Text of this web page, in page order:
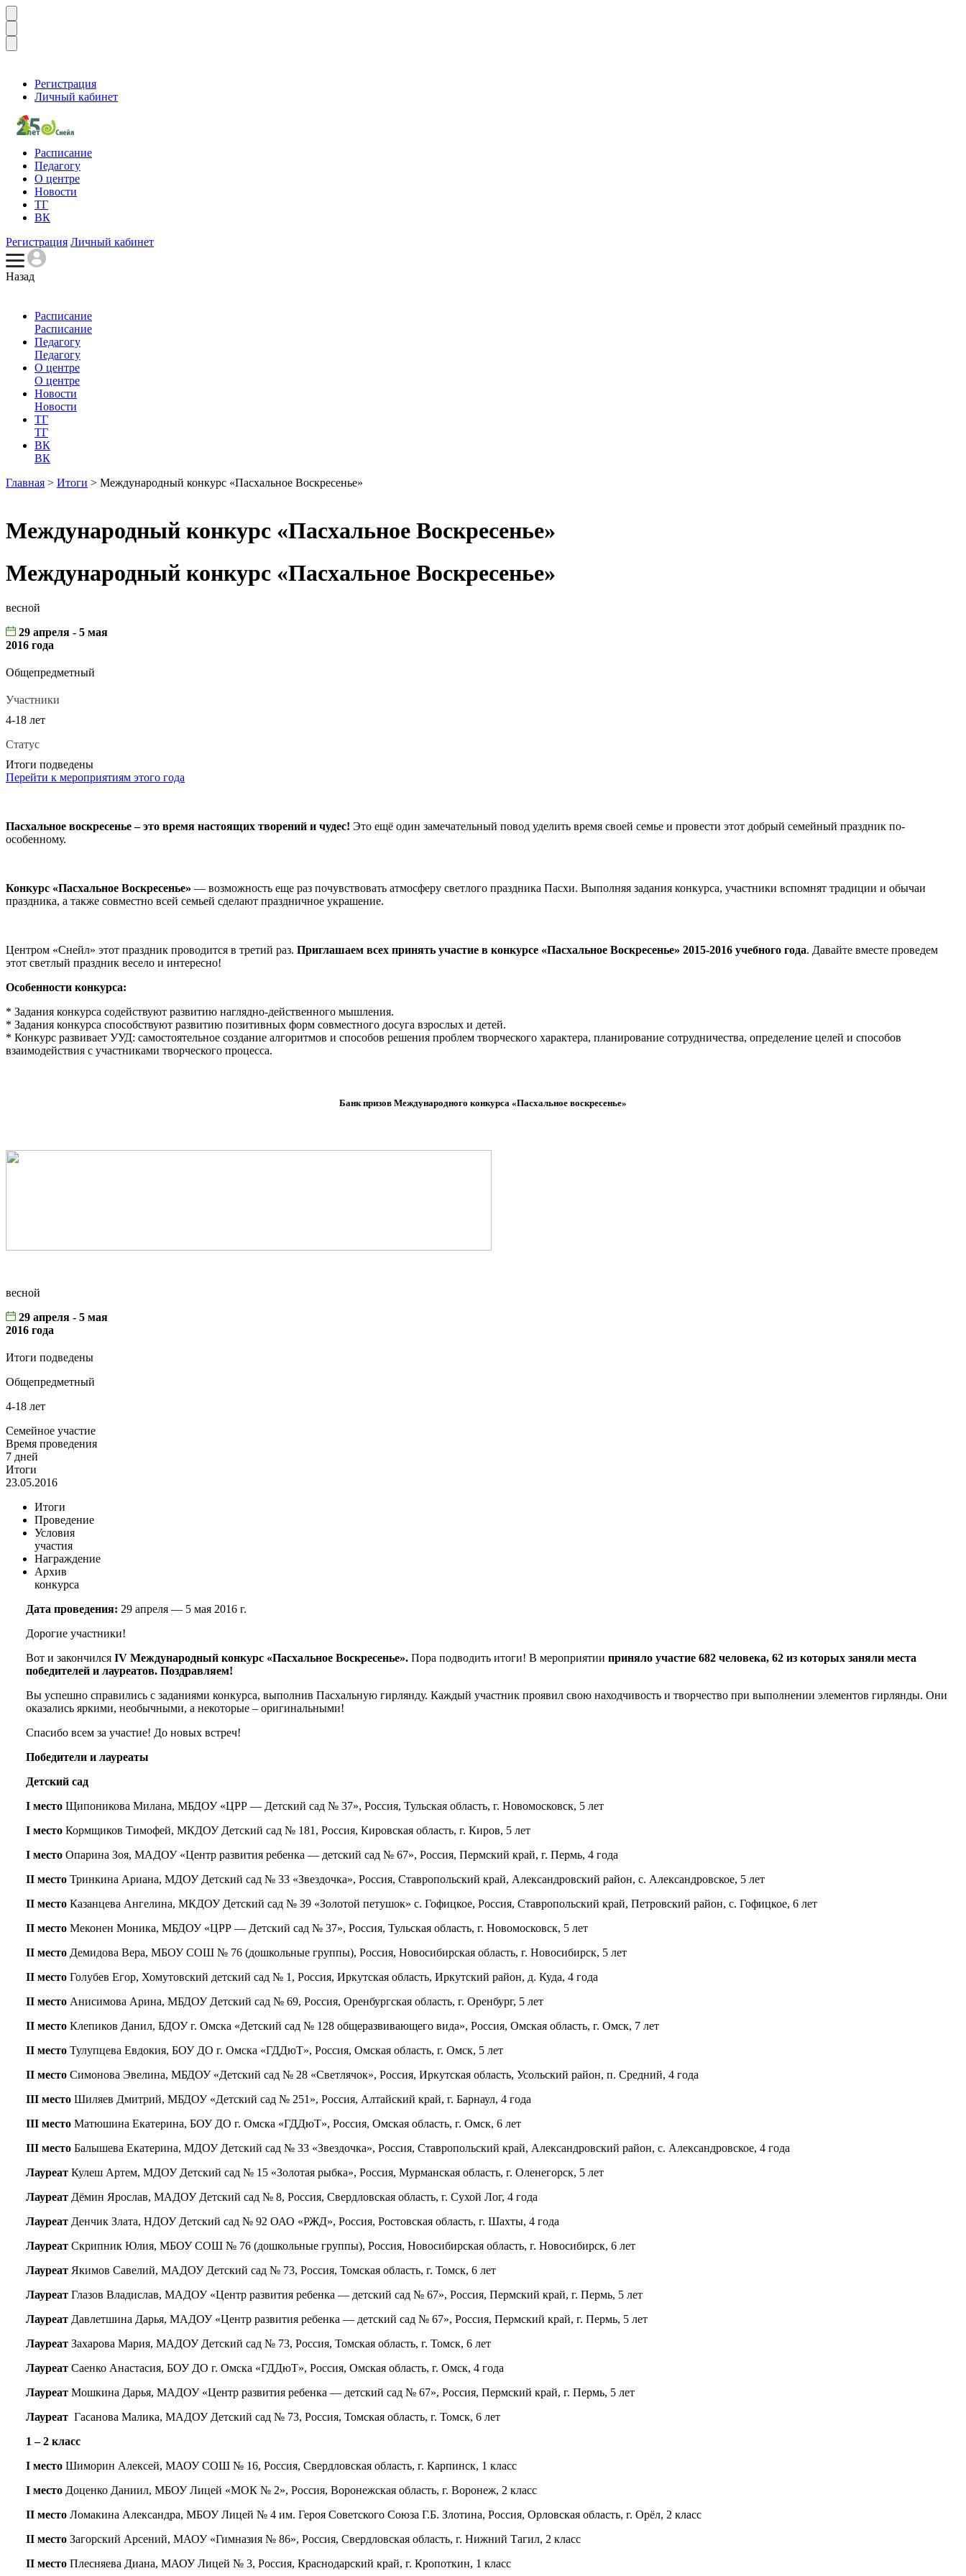
Регистрация
Личный кабинет
Расписание
Педагогу
О центре
Новости
ТГ
ВК
Регистрация Личный кабинет
Назад
Расписание
Расписание
Педагогу
Педагогу
О центре
О центре
Новости
Новости
ТГ
ТГ
ВК
ВК
Главная > Итоги > Международный конкурс «Пасхальное Воскресенье»
Международный конкурс «Пасхальное Воскресенье»
Международный конкурс «Пасхальное Воскресенье»
весной
29 апреля - 5 мая
2016 года
Общепредметный
Участники
4-18 лет
Статус
Итоги подведены
Перейти к мероприятиям этого года
Пасхальное воскресенье – это время настоящих творений и чудес! Это ещё один замечательный повод уделить время своей семье и провести этот добрый семейный праздник по-
особенному.
Конкурс «Пасхальное Воскресенье» — возможность еще раз почувствовать атмосферу светлого праздника Пасхи. Выполняя задания конкурса, участники вспомнят традиции и обычаи
праздника, а также совместно всей семьей сделают праздничное украшение.
Центром «Снейл» этот праздник проводится в третий раз. Приглашаем всех принять участие в конкурсе «Пасхальное Воскресенье» 2015-2016 учебного года. Давайте вместе проведем
этот светлый праздник весело и интересно!
Особенности конкурса:
* Задания конкурса содействуют развитию наглядно-действенного мышления.
* Задания конкурса способствуют развитию позитивных форм совместного досуга взрослых и детей.
* Конкурс развивает УУД: самостоятельное создание алгоритмов и способов решения проблем творческого характера, планирование сотрудничества, определение целей и способов
взаимодействия с участниками творческого процесса.
Банк призов Международного конкурса «Пасхальное воскресенье»
весной
29 апреля - 5 мая
2016 года
Итоги подведены
Общепредметный
4-18 лет
Семейное участие
Время проведения
7 дней
Итоги
23.05.2016
Итоги
Проведение
Условия
участия
Награждение
Архив
конкурса
Дата проведения: 29 апреля — 5 мая 2016 г.
Дорогие участники!
Вот и закончилсяIV Международный конкурс «Пасхальное Воскресенье».Пора подводить итоги! В мероприятииприняло участие 682 человека, 62 из которых заняли места
победителей и лауреатов. Поздравляем!
Вы успешно справились с заданиями конкурса, выполнив Пасхальную гирлянду. Каждый участник проявил свою находчивость и творчество при выполнении элементов гирлянды. Они
оказались яркими, необычными, а некоторые – оригинальными!
Спасибо всем за участие! До новых встреч!
Победителии лауреаты
Детский сад
I местоЩипоникова Милана, МБДОУ «ЦРР — Детский сад № 37», Россия, Тульская область, г. Новомосковск, 5 лет
I место Кормщиков Тимофей, МКДОУ Детский сад № 181, Россия, Кировская область, г. Киров, 5 лет
I местоОпарина Зоя, МАДОУ «Центр развития ребенка — детский сад № 67», Россия, Пермский край, г. Пермь, 4 года
II место Тринкина Ариана, МДОУ Детский сад № 33 «Звездочка», Россия, Ставропольский край, Александровский район, с. Александровское, 5 лет
II место Казанцева Ангелина, МКДОУ Детский сад № 39 «Золотой петушок» с. Гофицкое, Россия, Ставропольский край, Петровский район, с. Гофицкое, 6 лет
II местоМеконен Моника, МБДОУ «ЦРР — Детский сад № 37», Россия, Тульская область, г. Новомосковск, 5 лет
II место Демидова Вера, МБОУ СОШ № 76 (дошкольные группы), Россия, Новосибирская область, г. Новосибирск, 5 лет
II место Голубев Егор, Хомутовский детский сад № 1, Россия, Иркутская область, Иркутский район, д. Куда, 4 года
II место Анисимова Арина, МБДОУ Детский сад № 69, Россия, Оренбургская область, г. Оренбург, 5 лет
II местоКлепиков Данил, БДОУ г. Омска «Детский сад № 128 общеразвивающего вида», Россия, Омская область, г. Омск, 7 лет
II место Тулупцева Евдокия, БОУ ДО г. Омска «ГДДюТ», Россия, Омская область, г. Омск, 5 лет
II место Симонова Эвелина, МБДОУ «Детский сад № 28 «Светлячок», Россия, Иркутская область, Усольский район, п. Средний, 4 года
III место Шиляев Дмитрий, МБДОУ «Детский сад № 251», Россия, Алтайский край, г. Барнаул, 4 года
III место Матюшина Екатерина, БОУ ДО г. Омска «ГДДюТ», Россия, Омская область, г. Омск, 6 лет
III место Балышева Екатерина, МДОУ Детский сад № 33 «Звездочка», Россия, Ставропольский край, Александровский район, с. Александровское, 4 года
ЛауреатКулеш Артем, МДОУ Детский сад № 15 «Золотая рыбка», Россия, Мурманская область, г. Оленегорск, 5 лет
Лауреат Дёмин Ярослав, МАДОУ Детский сад № 8, Россия, Свердловская область, г. Сухой Лог, 4 года
Лауреат Денчик Злата, НДОУ Детский сад № 92 ОАО «РЖД», Россия, Ростовская область, г. Шахты, 4 года
ЛауреатСкрипник Юлия, МБОУ СОШ № 76 (дошкольные группы), Россия, Новосибирская область, г. Новосибирск, 6 лет
Лауреат Якимов Савелий, МАДОУ Детский сад № 73, Россия, Томская область, г. Томск, 6 лет
ЛауреатГлазов Владислав, МАДОУ «Центр развития ребенка — детский сад № 67», Россия, Пермский край, г. Пермь, 5 лет
Лауреат Давлетшина Дарья, МАДОУ «Центр развития ребенка — детский сад № 67», Россия, Пермский край, г. Пермь, 5 лет
ЛауреатЗахарова Мария, МАДОУ Детский сад № 73, Россия, Томская область, г. Томск, 6 лет
ЛауреатСаенко Анастасия, БОУ ДО г. Омска «ГДДюТ», Россия, Омская область, г. Омск, 4 года
ЛауреатМошкина Дарья, МАДОУ «Центр развития ребенка — детский сад № 67», Россия, Пермский край, г. Пермь, 5 лет
Лауреат Гасанова Малика, МАДОУ Детский сад № 73, Россия, Томская область, г. Томск, 6 лет
1 – 2 класс
I место Шиморин Алексей, МАОУ СОШ № 16, Россия, Свердловская область, г. Карпинск, 1 класс
I место Доценко Даниил, МБОУ Лицей «МОК № 2», Россия, Воронежская область, г. Воронеж, 2 класс
II место Ломакина Александра, МБОУ Лицей № 4 им. Героя Советского Союза Г.Б. Злотина, Россия, Орловская область, г. Орёл, 2 класс
II местоЗагорский Арсений, МАОУ «Гимназия № 86», Россия, Свердловская область, г. Нижний Тагил, 2 класс
II место Плесняева Диана, МАОУ Лицей № 3, Россия, Краснодарский край, г. Кропоткин, 1 класс